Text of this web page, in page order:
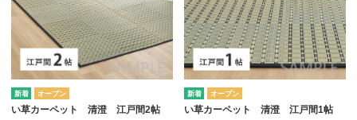
オープン
い草カーペット 清澄 江戸間2帖
オープン
い草カーペット 清澄 江戸間1帖